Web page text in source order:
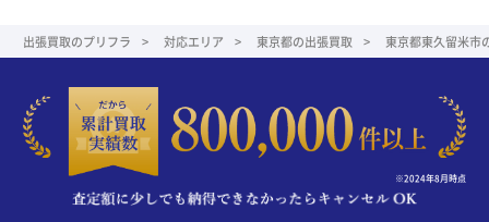
出張買取のプリフラ 対応エリア 東京都の出張買取 東京都東久留米市
※2024年8月時点